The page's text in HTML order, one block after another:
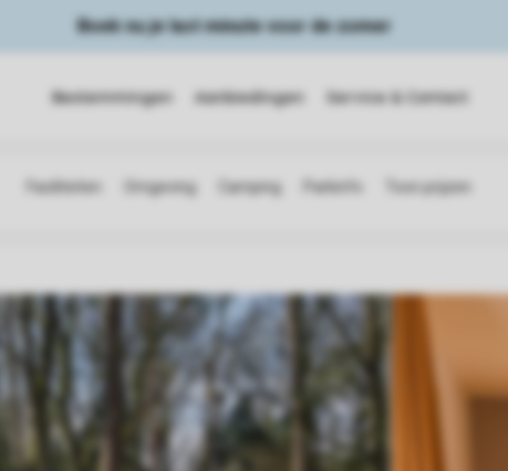
Boek nu je last minute voor de zomer
Bestemmingen Aanbiedingen Service & Contact